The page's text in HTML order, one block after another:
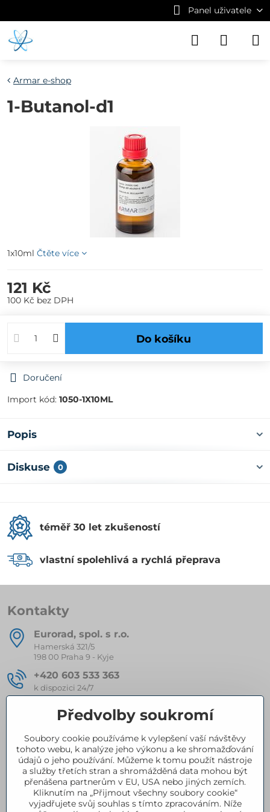
Panel uživatele
Armar e-shop
1-Butanol-d1
1x10ml Čtěte více
121 Kč
100 Kč bez DPH
Do košíku
Doručení
Import kód: 1050-1X10ML
Popis
Diskuse 0
téměř 30 let zkušeností
vlastní spolehlivá a rychlá přeprava
Kontakty
Eurorad, spol​. s r​.o​.
Hamerská 321/5
198 00 Praha 9 - Kyje
+420 603 533 363
k dispozici 24/7
eurorad​@seznam​.cz
Kompletní nabídka produktů
Certifikace
Předvolby soukromí
Soubory cookie používáme k vylepšení vaší návštěvy
tohoto webu, k analýze jeho výkonu a ke shromažďování
údajů o jeho používání. Můžeme k tomu použít nástroje
a služby třetích stran a shromážděná data mohou být
přenášena partnerům v EU, USA nebo jiných zemích.
Kliknutím na „Přijmout všechny soubory cookie“
vyjadřujete svůj souhlas s tímto zpracováním. Níže